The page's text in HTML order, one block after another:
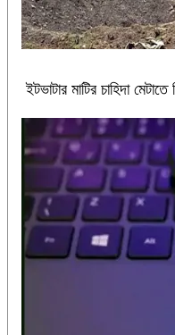
ইটভাটার মাটির চাহিদা